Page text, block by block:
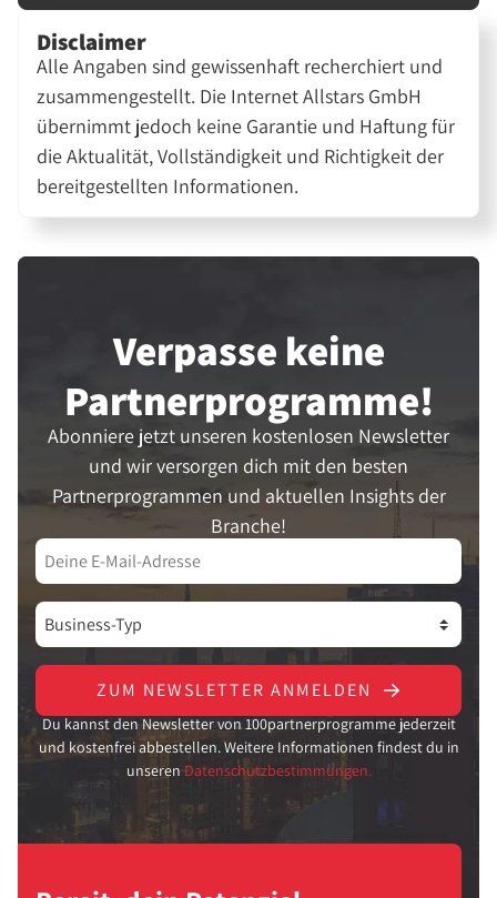
Disclaimer
Alle Angaben sind gewissenhaft recherchiert und
zusammengestellt. Die Internet Allstars GmbH
übernimmt jedoch keine Garantie und Haftung für
die Aktualität, Vollständigkeit und Richtigkeit der
bereitgestellten Informationen.
Verpasse keine
Partner­programme!
Abonniere jetzt unseren kostenlosen Newsletter
und wir versorgen dich mit den besten
Partnerprogrammen und aktuellen Insights der
Branche!
ZUM NEWSLETTER ANMELDEN
Du kannst den Newsletter von 100partnerprogramme jederzeit
und kostenfrei abbestellen. Weitere Informationen findest du in
unseren Datenschutzbestimmungen.